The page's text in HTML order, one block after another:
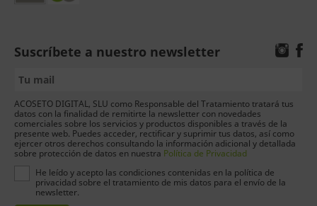
Suscríbete a nuestro newsletter
ACOSETO DIGITAL, SLU como Responsable del Tratamiento tratará tus
datos con la finalidad de remitirte la newsletter con novedades
comerciales sobre los servicios y productos disponibles a través de la
presente web. Puedes acceder, rectificar y suprimir tus datos, así como
ejercer otros derechos consultando la información adicional y detallada
sobre protección de datos en nuestra Política de Privacidad
He leído y acepto las condiciones contenidas en la política de
privacidad sobre el tratamiento de mis datos para el envío de la
newsletter.